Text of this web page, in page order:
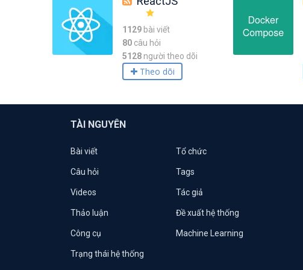
1129 bài viết
80 câu hỏi
5128 người theo dõi
Theo dõi
TÀI NGUYÊN
Bài viết Tổ chức
Câu hỏi Tags
Videos Tác giả
Thảo luận Đề xuất hệ thống
Công cụ Machine Learning
Trạng thái hệ thống